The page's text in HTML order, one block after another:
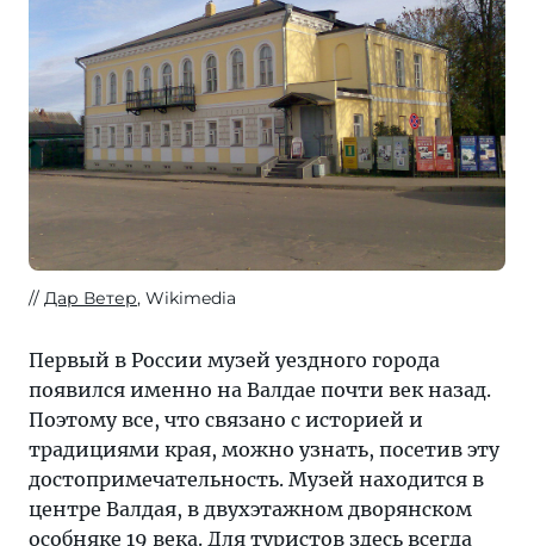
Дар Ветер, Wikimedia
Первый в России музей уездного города
появился именно на Валдае почти век назад.
Поэтому все, что связано с историей и
традициями края, можно узнать, посетив эту
достопримечательность. Музей находится в
центре Валдая, в двухэтажном дворянском
особняке 19 века. Для туристов здесь всегда